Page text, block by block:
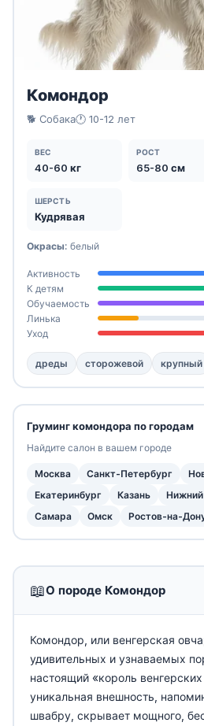
📖О породе Комондор
Комондор, или венгерская
удивительных и узнаваемых
настоящий «король
уникальная внешность,
швабру, скрывает мощного,
Комондор
🐕 Собака🕐 10-12 лет
ВЕС
40-60 кг
РОСТ
65-80 см
ШЕРСТЬ
Кудрявая
Окрасы: белый
Активность
К детям
Обучаемость
Линька
Уход
дреды сторожевой крупный
Груминг комондора по городам
Найдите салон в вашем городе
Москва Санкт-Петербург
Екатеринбург
Казань
Самара
Омск Ростов-на-